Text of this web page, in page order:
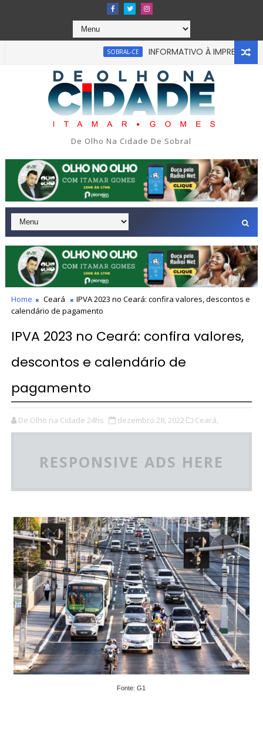
SOBRAL-CE INFORMATIVO À IMPRENSA
tragédia na tarde da última segunda-feira 13/07/2026 na
De Olho Na Cidade De Sobral
Home Ceará
IPVA 2023 no Ceará: confira valores, descontos e
calendário de pagamento
IPVA 2023 no Ceará: confira valores,
descontos e calendário de
pagamento
De Olho na Cidade 24hs dezembro 28, 2022 Ceará,
RESPONSIVE ADS HERE
Fonte: G1